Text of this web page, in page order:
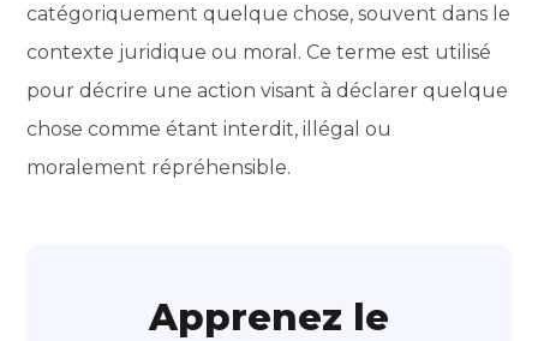
catégoriquement quelque chose, souvent dans le
contexte juridique ou moral. Ce terme est utilisé
pour décrire une action visant à déclarer quelque
chose comme étant interdit, illégal ou
moralement répréhensible.
Apprenez le